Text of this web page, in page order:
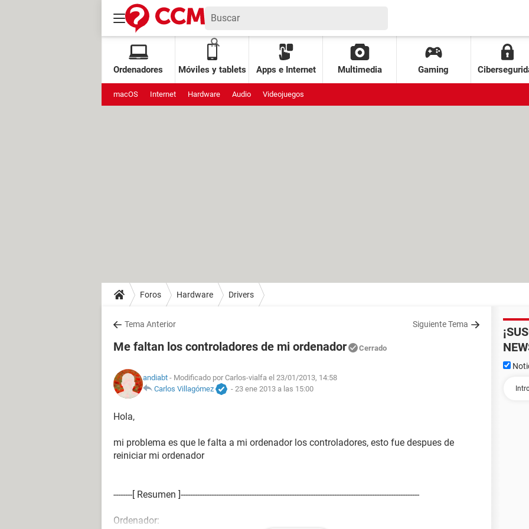
Ordenadores Móviles y tablets Apps e Internet Multimedia Gaming
macOS Internet Hardware Audio Videojuegos
Foros Hardware Drivers
Tema Anterior Siguiente Tema
Me faltan los controladores de mi ordenador Cerrado
andiabt - Modificado por Carlos-vialfa el 23/01/2013, 14:58
Carlos Villagómez
- 23 ene 2013 a las 15:00
Hola,
mi problema es que le falta a mi ordenador los controladores, esto fue despues de
reiniciar mi ordenador
--------[ Resumen ]-----------------------------------------------------------------------------------------------------
Ordenador: